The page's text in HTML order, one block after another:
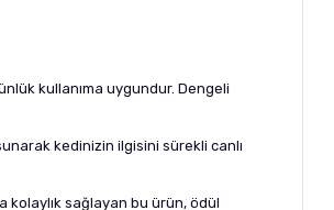
kullanıma uygundur. Dengeli
kedinizin ilgisini sürekli canlı
kolaylık sağlayan bu ürün, ödül